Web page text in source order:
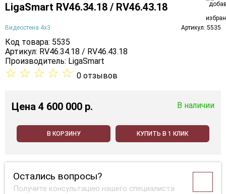
LigaSmart RV46.34.18 / RV46.43.18
Видеостена 4х3 Артикул: 5535
Код товара: 5535
Артикул: RV46.34.18 / RV46.43.18
Производитель: LigaSmart
☆ ☆ ☆ ☆ ☆ 0 отзывов
Цена 4 600 000 p. В наличии
В КОРЗИНУ КУПИТЬ В 1 КЛИК
Остались вопросы?
Получите консультацию нашего специалиста